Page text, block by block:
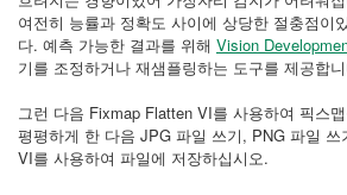
여전히 ​​능률과 정확도 사이에 상당한 절충점이
다. 예측 가능한 결과를 위해 Vision
기를 조정하거나 재샘플링하는 도구를 제공합
그런 다음 Fixmap Flatten VI를 사용하여 픽스
평평하게 한 다음 JPG 파일 쓰기, PNG 파일
VI를 사용하여 파일에 저장하십시오.